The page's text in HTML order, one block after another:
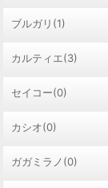
ブルガリ(1)
カルティエ(3)
セイコー(0)
カシオ(0)
ガガミラノ(0)